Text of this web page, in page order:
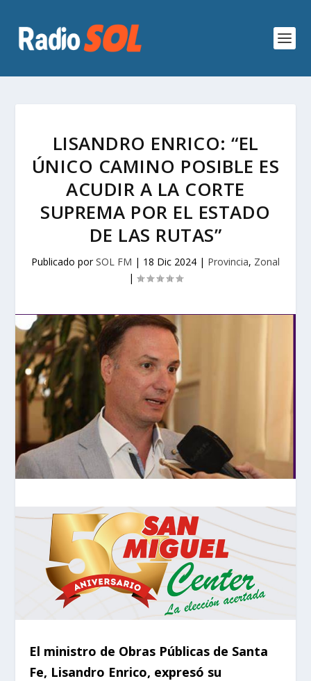
LISANDRO ENRICO: “EL
ÚNICO CAMINO POSIBLE ES
ACUDIR A LA CORTE
SUPREMA POR EL ESTADO
DE LAS RUTAS”
Publicado porSOL FM | 18 Dic 2024 | Provincia, Zonal
|
El ministro de Obras Públicas de Santa
Fe, Lisandro Enrico, expresó su